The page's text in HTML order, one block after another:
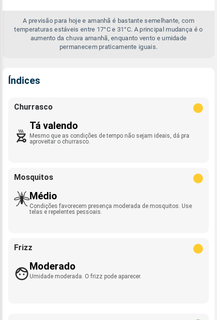
A previsão para hoje e amanhã é bastante semelhante, com
temperaturas estáveis entre 17°C e 31°C. A principal mudança é o
aumento da chuva amanhã, enquanto vento e umidade
permanecem praticamente iguais.
Índices
Churrasco
Tá valendo
Mesmo que as condições de tempo não sejam ideais, dá pra
aproveitar o churrasco.
Mosquitos
Médio
Condições favorecem presença moderada de mosquitos. Use
telas e repelentes pessoais.
Frizz
Moderado
Umidade moderada. O frizz pode aparecer.